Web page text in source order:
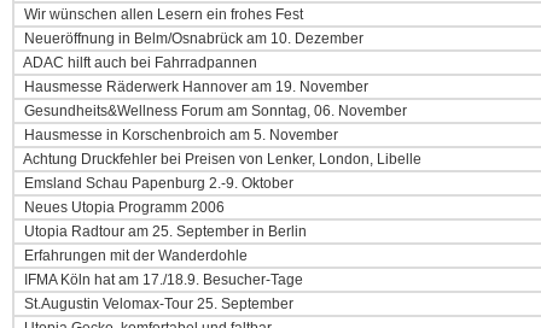
Wir wünschen allen Lesern ein frohes Fest
Neueröffnung in Belm/Osnabrück am 10. Dezember
ADAC hilft auch bei Fahrradpannen
Hausmesse Räderwerk Hannover am 19. November
Gesundheits&Wellness Forum am Sonntag, 06. November
Hausmesse in Korschenbroich am 5. November
Achtung Druckfehler bei Preisen von Lenker, London, Libelle
Emsland Schau Papenburg 2.-9. Oktober
Neues Utopia Programm 2006
Utopia Radtour am 25. September in Berlin
Erfahrungen mit der Wanderdohle
IFMA Köln hat am 17./18.9. Besucher-Tage
St.Augustin Velomax-Tour 25. September